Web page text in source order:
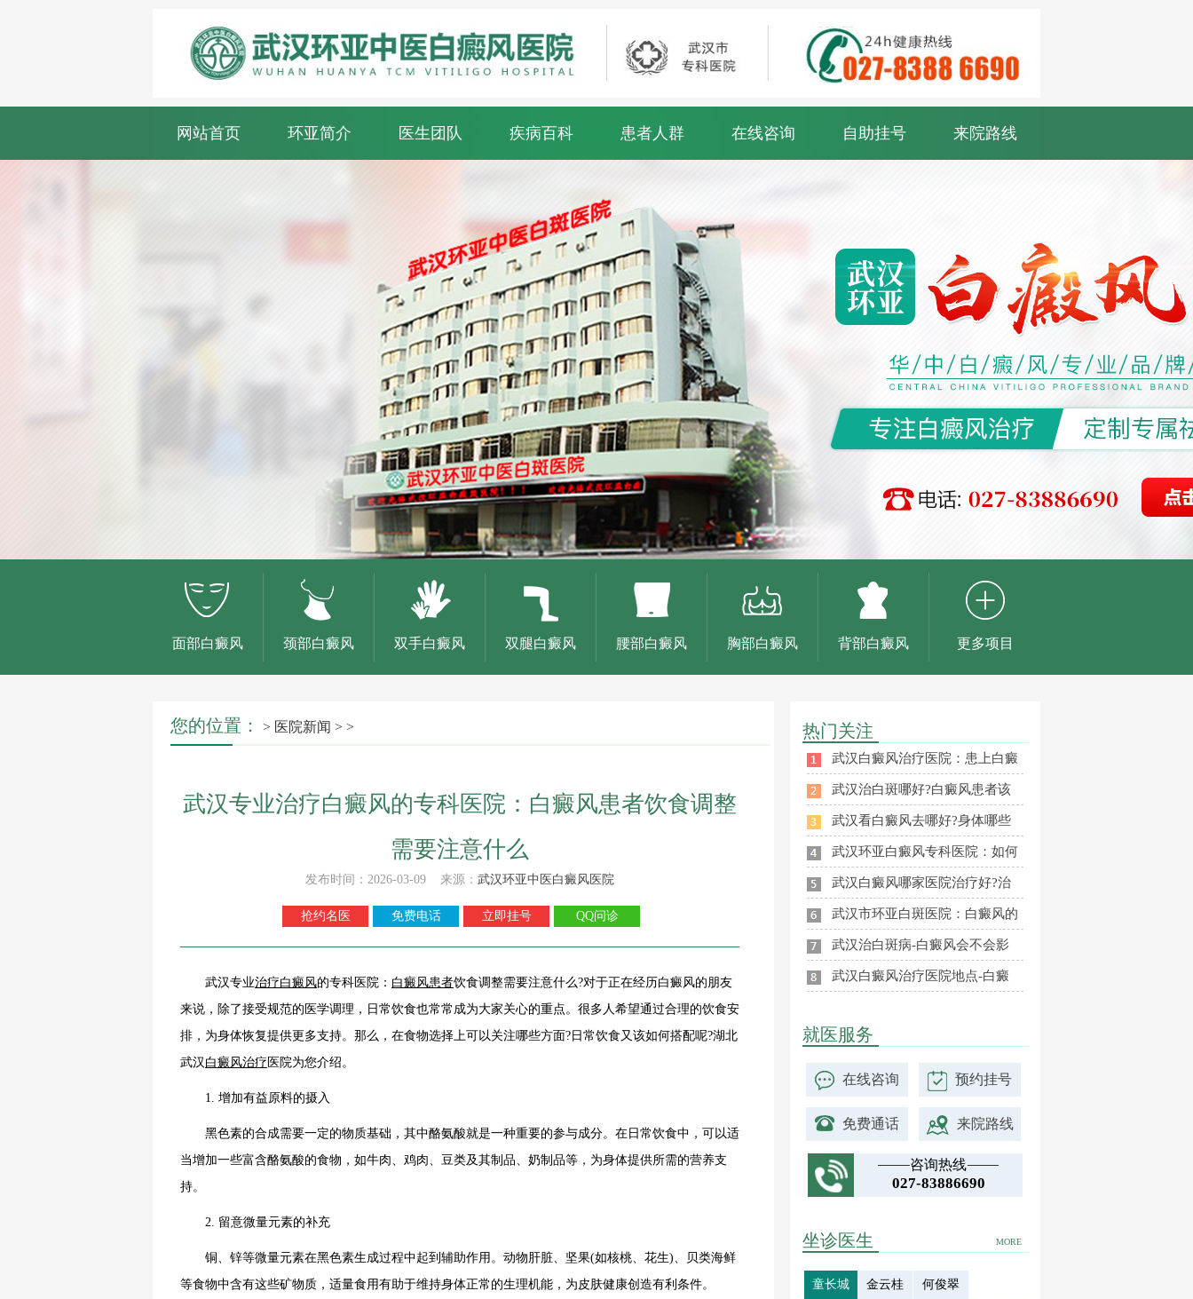
网站首页 环亚简介 医生团队 疾病百科 患者人群 在线咨询 自助挂号 来院路线
面部白癜风 颈部白癜风 双手白癜风 双腿白癜风 腰部白癜风 胸部白癜风 背部白癜风 更多项目
您的位置： > 医院新闻 > >
武汉专业治疗白癜风的专科医院：白癜风患者饮食调整
需要注意什么
发布时间：2026-03-09 来源： 武汉环亚中医白癜风医院
抢约名医 免费电话 立即挂号 QQ问诊
武汉专业治疗白癜风的专科医院： 白癜风患者饮食调整需要注意什么?对于正在经历白癜风的朋友
来说，除了接受规范的医学调理，日常饮食也常常成为大家关心的重点。很多人希望通过合理的饮食安
排，为身体恢复提供更多支持。那么，在食物选择上可以关注哪些方面?日常饮食又该如何搭配呢?湖北
武汉 白癜风治疗 医院为您介绍。
1. 增加有益原料的摄入
黑色素的合成需要一定的物质基础，其中酪氨酸就是一种重要的参与成分。在日常饮食中，可以适
当增加一些富含酪氨酸的食物，如牛肉、鸡肉、豆类及其制品、奶制品等，为身体提供所需的营养支
持。
2. 留意微量元素的补充
铜、锌等微量元素在黑色素生成过程中起到辅助作用。动物肝脏、坚果(如核桃、花生)、贝类海鲜
等食物中含有这些矿物质，适量食用有助于维持身体正常的生理机能，为皮肤健康创造有利条件。
热门关注
武汉白癜风治疗医院：患上白癜
武汉治白斑哪好?白癜风患者该
武汉看白癜风去哪好?身体哪些
武汉环亚白癜风专科医院：如何
武汉白癜风哪家医院治疗好?治
武汉市环亚白斑医院：白癜风的
武汉治白斑病-白癜风会不会影
武汉白癜风治疗医院地点-白癜
就医服务
在线咨询 预约挂号
免费通话 来院路线
咨询热线
027-83886690
MORE
坐诊医生
童长城 金云桂 何俊翠